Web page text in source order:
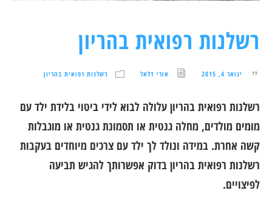
רשלנות רפואית בהריון
ינואר 4, 2015 אורי דלאל רשלנות רפואית בהריון
רשלנות רפואית בהריון עלולה לבוא לידי ביטוי בלידת ילד עם
מומים מולדים, מחלה גנטית או תסמונת גנטית או מוגבלות
קשה אחרת. במידה ונולד לך ילד עם צרכים מיוחדים בעקבות
רשלנות רפואית בהריון בדוק אפשרותך להגיש תביעה
לפיצויים.